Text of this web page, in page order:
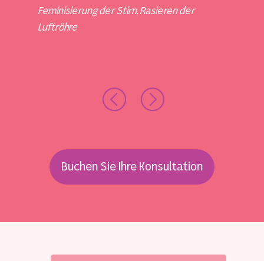
Feminisierung der Stirn, Rasieren der
Luftröhre
Buchen Sie Ihre Konsultation